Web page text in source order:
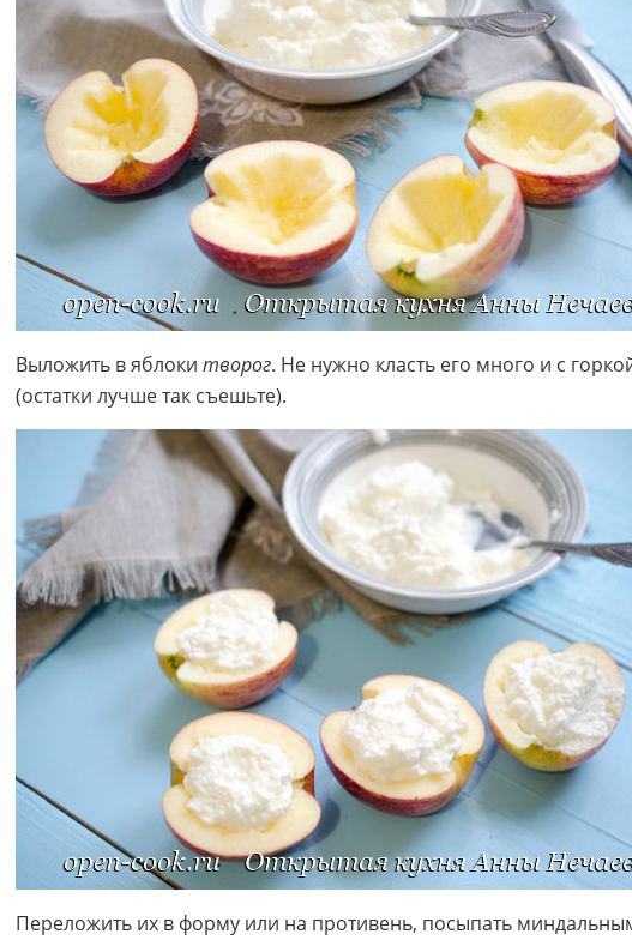
Выложить в яблоки творог. Не нужно класть его много и с
(остатки лучше так съешьте).
Переложить их в форму или на противень, посыпать